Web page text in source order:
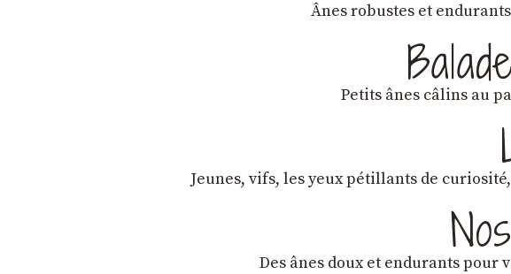
Ânes robustes et
Petits ânes câlins au
Jeunes, vifs, les yeux pétillants de
Des ânes doux et endurantspour